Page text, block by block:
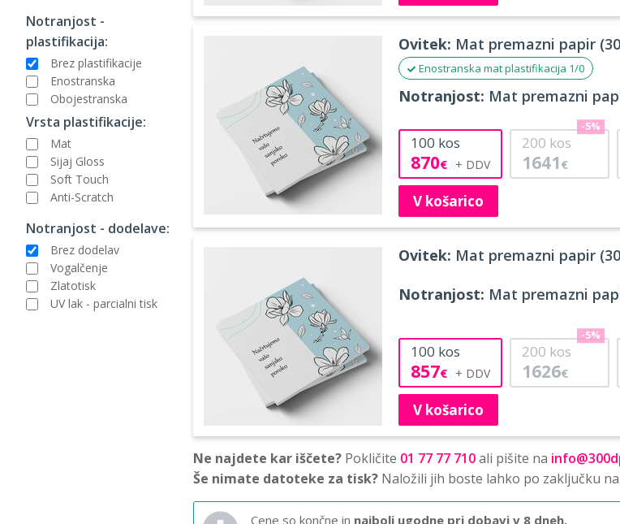
Notranjost -
plastifikacija:
Brez plastifikacije
Enostranska
Obojestranska
Vrsta plastifikacije:
Mat
Sijaj Gloss
Soft Touch
Anti-Scratch
Notranjost - dodelave:
Brez dodelav
Vogalčenje
Zlatotisk
UV lak - parcialni tisk
Ovitek: Mat premazni papir
Enostranska mat plastifikacija 1/0
Notranjost: Mat premazni
100 kos
870€
200 kos
1641 €
-5%
V košarico
Ovitek: Mat premazni papir
Notranjost: Mat premazni
100 kos
857€
200 kos
1626€
-5%
V košarico
Ne najdete kar iščete? Pokličite 01 77 77 710ali pišite na
Še nimate datoteke za tisk? Naložili jih boste lahko po zaključku
Cene so končne in najbolj ugodne pri dobavi v 8 dneh.